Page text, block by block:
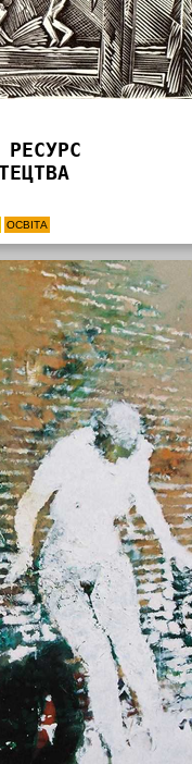
РЕСУРС
ОСВІТА